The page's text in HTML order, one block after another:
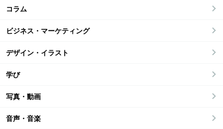
コラム
ビジネス・マーケティング
デザイン・イラスト
学び
写真・動画
音声・音楽